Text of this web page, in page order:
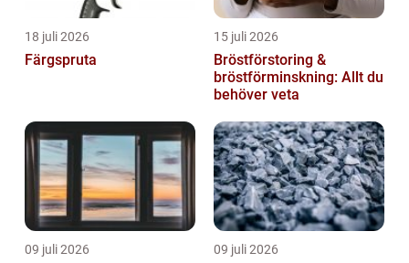
18 juli 2026
Färgspruta
15 juli 2026
Bröstförstoring &
bröstförminskning: Allt du
behöver veta
09 juli 2026 09 juli 2026